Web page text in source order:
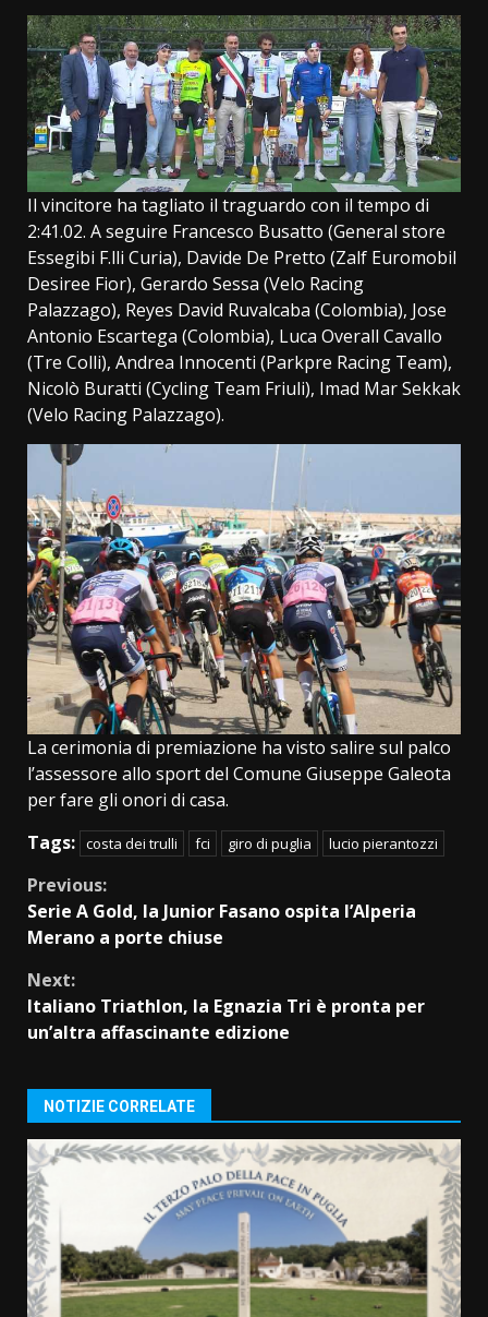
Il vincitore ha tagliato il traguardo con il tempo di
2:41.02. A seguire Francesco Busatto (General store
Essegibi F.lli Curia), Davide De Pretto (Zalf Euromobil
Desiree Fior), Gerardo Sessa (Velo Racing
Palazzago), Reyes David Ruvalcaba (Colombia), Jose
Antonio Escartega (Colombia), Luca Overall Cavallo
(Tre Colli), Andrea Innocenti (Parkpre Racing Team),
Nicolò Buratti (Cycling Team Friuli), Imad Mar Sekkak
(Velo Racing Palazzago).
La cerimonia di premiazione ha visto salire sul palco
l’assessore allo sport del Comune Giuseppe Galeota
per fare gli onori di casa.
Tags: costa dei trulli fci giro di puglia lucio pierantozzi
Continue
Reading
Previous:
Serie A Gold, la Junior Fasano ospita l’Alperia
Merano a porte chiuse
Next:
Italiano Triathlon, la Egnazia Tri è pronta per
un’altra affascinante edizione
NOTIZIE CORRELATE